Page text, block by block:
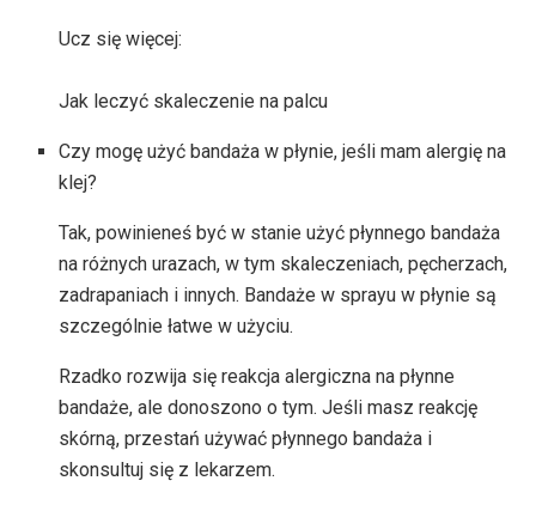
Ucz się więcej:
Jak leczyć skaleczenie na palcu
Czy mogę użyć bandaża w płynie, jeśli mam alergię na
klej?
Tak, powinieneś być w stanie użyć płynnego bandaża
na różnych urazach, w tym skaleczeniach, pęcherzach,
zadrapaniach i innych. Bandaże w sprayu w płynie są
szczególnie łatwe w użyciu.
Rzadko rozwija się reakcja alergiczna na płynne
bandaże, ale donoszono o tym. Jeśli masz reakcję
skórną, przestań używać płynnego bandaża i
skonsultuj się z lekarzem.